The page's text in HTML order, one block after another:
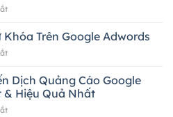
ở
Thanh
Toán
Google
Hiệu
Quả
Khóa Trên Google Adwords
ở
Kiểm
Tra
Từ
Khóa
Dịch Quảng Cáo Google
& Hiệu Quả Nhất
ở